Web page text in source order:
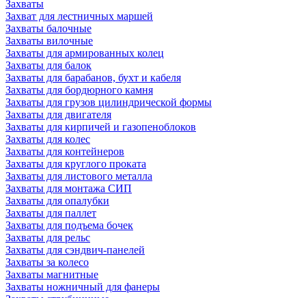
Захваты
Захват для лестничных маршей
Захваты балочные
Захваты вилочные
Захваты для армированных колец
Захваты для балок
Захваты для барабанов, бухт и кабеля
Захваты для бордюрного камня
Захваты для грузов цилиндрической формы
Захваты для двигателя
Захваты для кирпичей и газопеноблоков
Захваты для колес
Захваты для контейнеров
Захваты для круглого проката
Захваты для листового металла
Захваты для монтажа СИП
Захваты для опалубки
Захваты для паллет
Захваты для подъема бочек
Захваты для рельс
Захваты для сэндвич-панелей
Захваты за колесо
Захваты магнитные
Захваты ножничный для фанеры